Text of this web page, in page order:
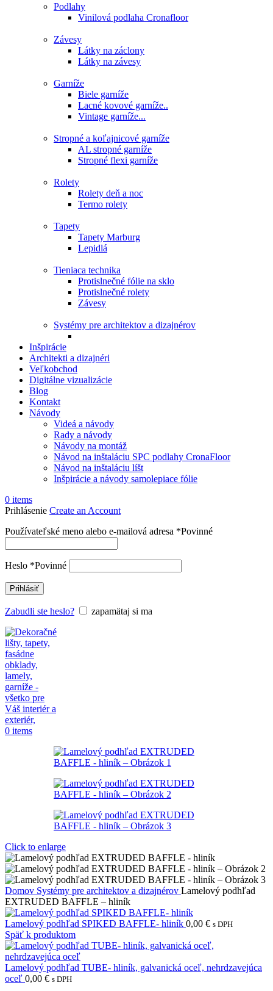
Podlahy
Vinilová podlaha Cronafloor
Závesy
Látky na záclony
Látky na závesy
Garníže
Biele garníže
Lacné kovové garníže..
Vintage garníže...
Stropné a koľajnicové garníže
AL stropné garníže
Stropné flexi garníže
Rolety
Rolety deň a noc
Termo rolety
Tapety
Tapety Marburg
Lepidlá
Tieniaca technika
Protislnečné fólie na sklo
Protislnečné rolety
Závesy
Systémy pre architektov a dizajnérov
Inšpirácie
Architekti a dizajnéri
Veľkobchod
Digitálne vizualizácie
Blog
Kontakt
Návody
Videá a návody
Rady a návody
Návody na montáž
Návod na inštaláciu SPC podlahy CronaFloor
Návod na inštaláciu líšt
Inšpirácie a návody samolepiace fólie
0 items
Prihlásenie Create an Account
Používateľské meno alebo e-mailová adresa *Povinné
Heslo *Povinné
Prihlásiť
Zabudli ste heslo? zapamätaj si ma
0 items
Click to enlarge
Domov Systémy pre architektov a dizajnérov Lamelový podhľad
EXTRUDED BAFFLE – hliník
Lamelový podhľad SPIKED BAFFLE- hliník 0,00 € s DPH
Späť k produktom
Lamelový podhľad TUBE- hliník, galvanická oceľ, nehrdzavejúca
oceľ 0,00 € s DPH